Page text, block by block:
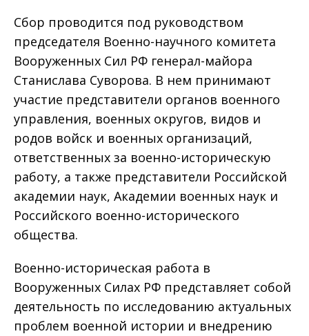
Сбор проводится под руководством
председателя Военно-научного комитета
Вооруженных Сил РФ генерал-майора
Станислава Суворова. В нем принимают
участие представители органов военного
управления, военных округов, видов и
родов войск и военных организаций,
ответственных за военно-историческую
работу, а также представители Российской
академии наук, Академии военных наук и
Российского военно-исторического
общества.
Военно-историческая работа в
Вооруженных Силах РФ представляет собой
деятельность по исследованию актуальных
проблем военной истории и внедрению